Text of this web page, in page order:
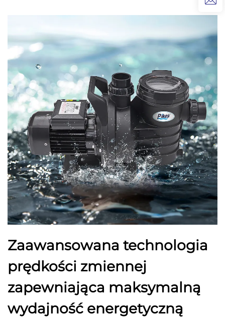
Zaawansowana technologia
prędkości zmiennej
zapewniająca maksymalną
wydajność energetyczną